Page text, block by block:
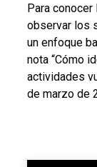
Para
observar los
un enfoque
nota “Cómo
actividades
de marzo de